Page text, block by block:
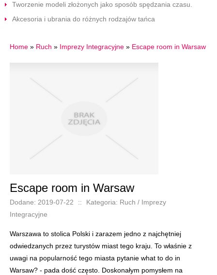
Tworzenie modeli złożonych jako sposób spędzania czasu.
Akcesoria i ubrania do różnych rodzajów tańca
Home » Ruch » Imprezy Integracyjne » Escape room in Warsaw
Escape room in Warsaw
Dodane: 2019-07-22 ::
Kategoria: Ruch / Imprezy
Integracyjne
Warszawa to stolica Polski i zarazem jedno z najchętniej
odwiedzanych przez turystów miast tego kraju. To właśnie z
uwagi na popularność tego miasta pytanie what to do in
Warsaw? - pada dość często. Doskonałym pomysłem na